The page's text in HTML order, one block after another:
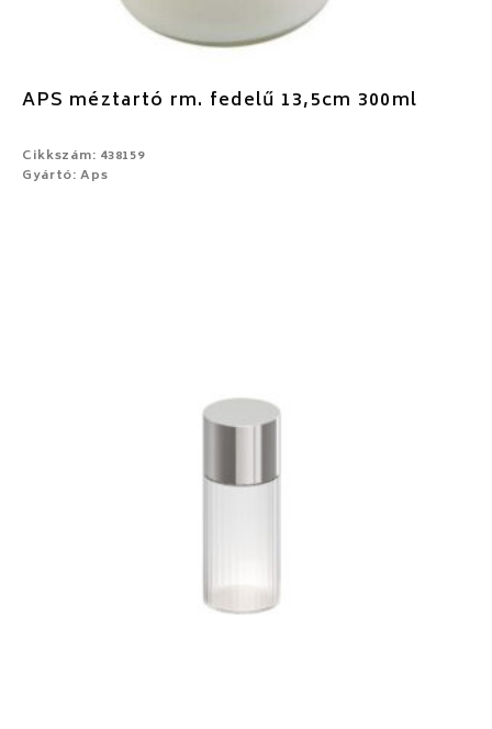
APS méztartó rm. fedelű 13,5cm 300ml
Cikkszám: 438159
Gyártó: Aps